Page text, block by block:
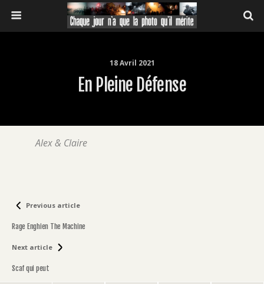
18 Avril 2021
En Pleine Défense
Alex & Claire
Previous article
Rage Enghien The Machine
Next article
Scaf qui peut